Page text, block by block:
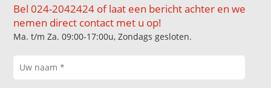
Bel 024-2042424 of laat een bericht achter en we
nemen direct contact met u op!
Ma. t/m Za. 09:00-17:00u, Zondags gesloten.